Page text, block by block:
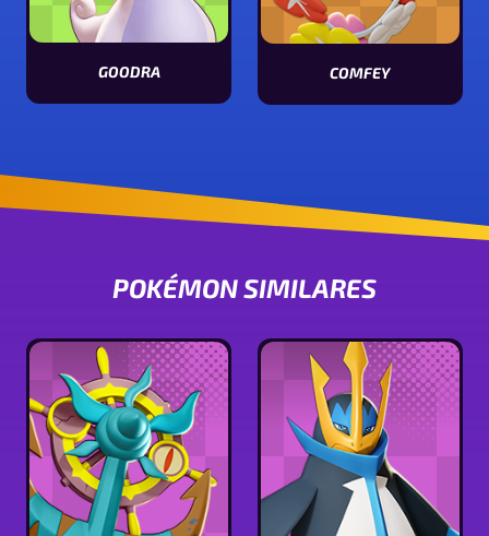
GOODRA
Ver características de Goodra
COMFEY
Ver características de Comfey
POKÉMON SIMILARES